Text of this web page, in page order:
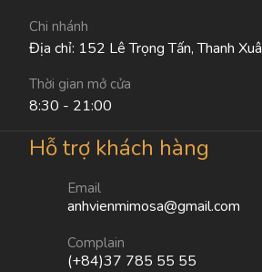
Chi nhánh
Địa chỉ: 152 Lê Trọng Tấn, Thanh
Thời gian mở cửa
8:30 - 21:00
Hỗ trợ khách hàng
Email
anhvienmimosa@gmail.com
Complain
(+84)37 785 55 55